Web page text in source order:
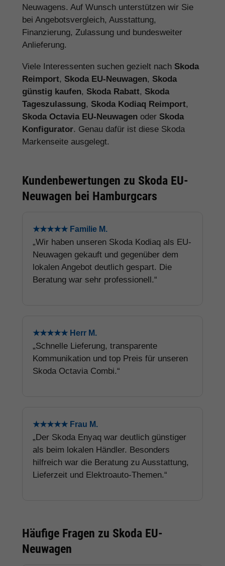
Neuwagens. Auf Wunsch unterstützen wir Sie
bei Angebotsvergleich, Ausstattung,
Finanzierung, Zulassung und bundesweiter
Anlieferung.
Viele Interessenten suchen gezielt nach Skoda
Reimport, Skoda EU-Neuwagen, Skoda
günstig kaufen, Skoda Rabatt, Skoda
Tageszulassung, Skoda Kodiaq Reimport,
Skoda Octavia EU-Neuwagen oder Skoda
Konfigurator. Genau dafür ist diese Skoda
Markenseite ausgelegt.
Kundenbewertungen zu Skoda EU-
Neuwagen bei Hamburgcars
★★★★★ Familie M.
„Wir haben unseren Skoda Kodiaq als EU-
Neuwagen gekauft und gegenüber dem
lokalen Angebot deutlich gespart. Die
Beratung war sehr professionell.“
★★★★★ Herr M.
„Schnelle Lieferung, transparente
Kommunikation und top Preis für unseren
Skoda Octavia Combi.“
★★★★★ Frau M.
„Der Skoda Enyaq war deutlich günstiger
als beim lokalen Händler. Besonders
hilfreich war die Beratung zu Ausstattung,
Lieferzeit und Elektroauto-Themen.“
Häufige Fragen zu Skoda EU-
Neuwagen